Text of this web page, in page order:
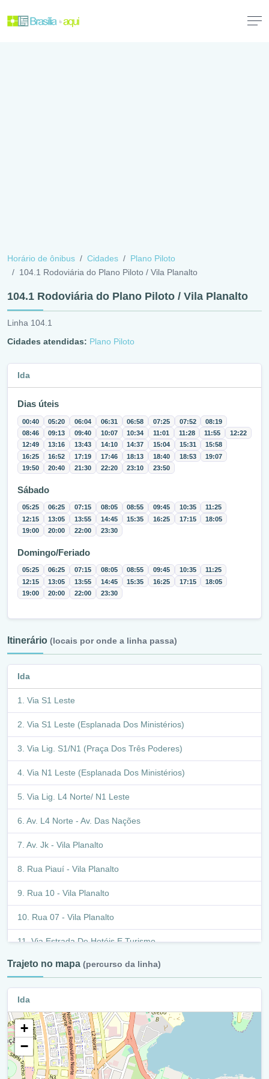
Horário de ônibus Cidades
Plano Piloto
104.1 Rodoviária do Plano Piloto / Vila Planalto
104.1 Rodoviária do Plano Piloto / Vila Planalto
Linha 104.1
Cidades atendidas: Plano Piloto
Ida
Dias úteis
00:40 05:20 06:04 06:31 06:58 07:25 07:52
08:19
08:46
09:13 09:40 10:07 10:34 11:01 11:28 11:55
12:22
12:49
13:16 13:43 14:10 14:37 15:04 15:31
15:58
16:25
16:52 17:19 17:46 18:13 18:40 18:53
19:07
19:50
20:40 21:30 22:20 23:10 23:50
Sábado
05:25 06:25 07:15 08:05 08:55 09:45 10:35
11:25
12:15
13:05 13:55 14:45 15:35 16:25 17:15
18:05
19:00
20:00 22:00 23:30
Domingo/Feriado
05:25 06:25 07:15 08:05 08:55 09:45 10:35
11:25
12:15
13:05 13:55 14:45 15:35 16:25 17:15
18:05
19:00
20:00 22:00 23:30
Itinerário (locais por onde a linha passa)
Ida
Via S1 Leste
Via S1 Leste (Esplanada Dos Ministérios)
Via Lig. S1/N1 (Praça Dos Três Poderes)
Via N1 Leste (Esplanada Dos Ministérios)
Via Lig. L4 Norte/ N1 Leste
Av. L4 Norte - Av. Das Nações
Av. Jk - Vila Planalto
Rua Piauí - Vila Planalto
Rua 10 - Vila Planalto
Rua 07 - Vila Planalto
Via Estrada De Hotéis E Turismo
Av. L4 Norte - Av. Das Nações
Via Lig. L4 Norte/ N1 Leste
Via N1 Leste (Esplanada Dos Ministérios)
Trajeto no mapa (percurso da linha)
Ida
+
−